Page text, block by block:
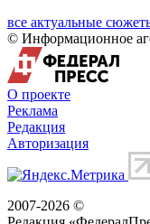
все актуальные
© Информационное
О проекте
Реклама
Редакция
Авторизация
2007-2026 ©